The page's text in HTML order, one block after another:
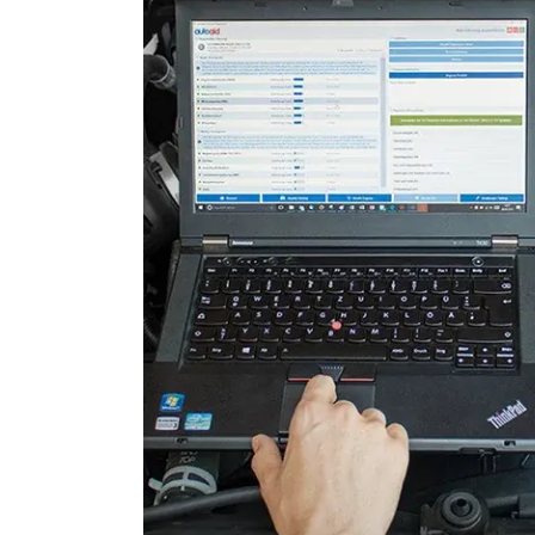
Fahrdynamik-Sitz vorne
Feststellbremse (EPB / SBC)
Gateway
Getriebesteuerung
Heckklappe
Hintere Bedieneinheit
Informationsanzeige
Klimaanlage
Kombiinstrument
Kraftstoffpumpe
Lenksäuleneinheit
Lichtsteuerung
Lichtsteuerung links
Lichtsteuerung rechts
Motorsteuerung (EMS)
Navigationssystem